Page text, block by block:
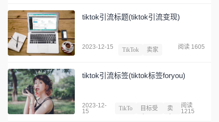
tiktok引流标题(tiktok引流变现)
2023-12-15 TikTok 卖家 阅读 1605
tiktok引流标签(tiktok标签foryou)
2023-12-
15
TikTo
目标受
卖
阅读
1215